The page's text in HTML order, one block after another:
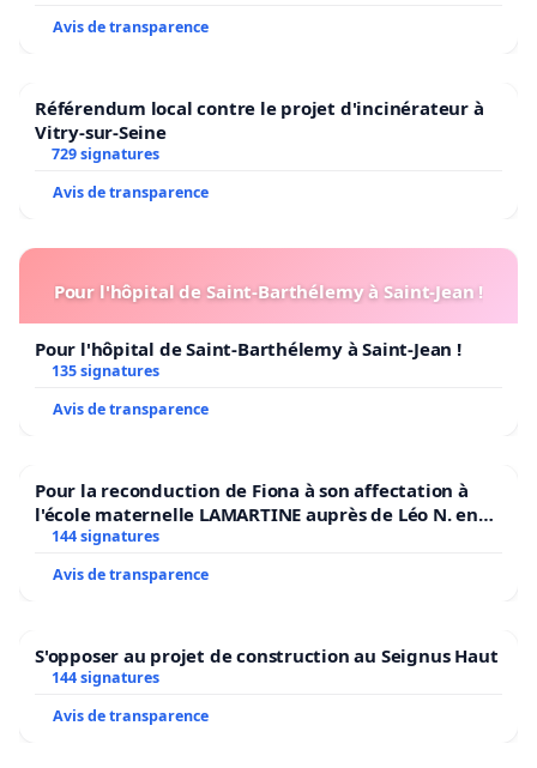
Avis de transparence
Référendum local contre le projet d'incinérateur à
Vitry-sur-Seine
729 signatures
Avis de transparence
Pour l'hôpital de Saint-Barthélemy à Saint-Jean !
Pour l'hôpital de Saint-Barthélemy à Saint-Jean !
135 signatures
Avis de transparence
Pour la reconduction de Fiona à son affectation à
l'école maternelle LAMARTINE auprès de Léo N. en
2026/2027
144 signatures
Avis de transparence
S'opposer au projet de construction au Seignus Haut
144 signatures
Avis de transparence